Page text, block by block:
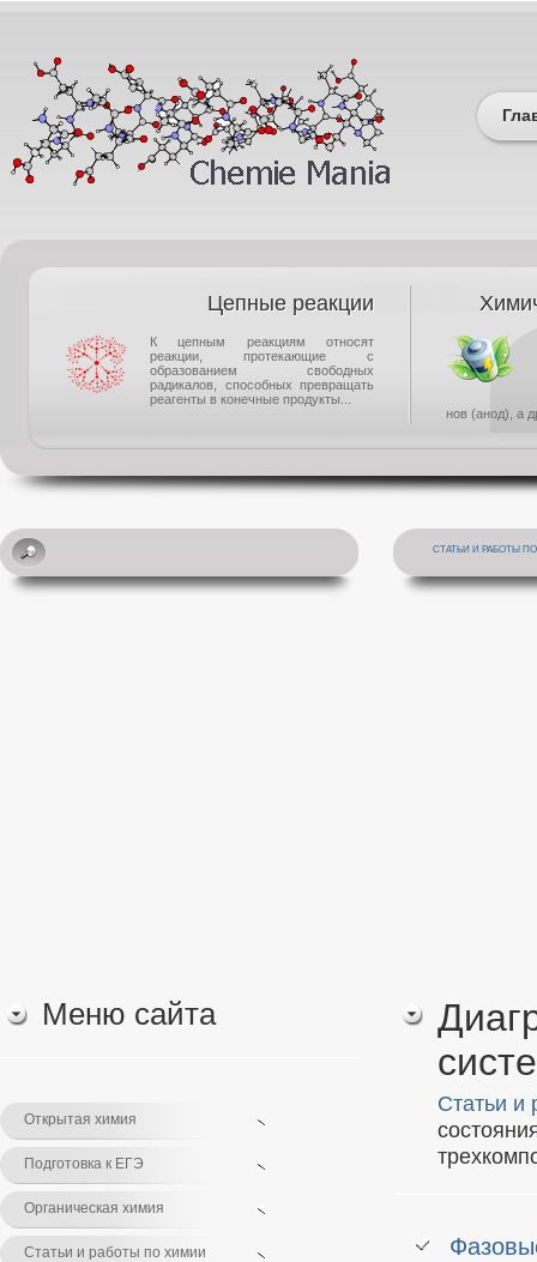
Цепные реакции
К цепным реакциям относят
реакции, протекающие с
образованием свободных
радикалов, способных превращать
реагенты в конечные продукты...
нов (анод), а
СТАТЬИ И РАБОТЫ
Меню сайта
Открытая химия
Подготовка к ЕГЭ
Органическая химия
Статьи и работы по химии
Статьи и